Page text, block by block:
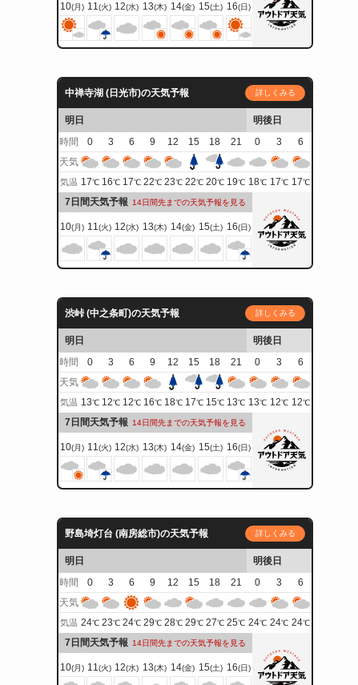
10(月) 11(火) 12(水) 13(木) 14(金) 15(土) 16(日)
中禅寺湖 (日光市)の天気予報 詳しくみる
明日
明後日
時間
0 3 6 9 12 15 18 21 0 3
6
天気
気温 17℃ 16℃ 17℃ 22℃ 23℃ 22℃ 20℃ 19℃ 18℃ 17℃ 17℃
7日間天気予報 14日間先までの天気予報を見る
10(月) 11(火) 12(水) 13(木) 14(金) 15(土) 16(日)
渋峠 (中之条町)の天気予報 詳しくみる
明日
明後日
時間
0 3 6 9 12 15 18 21 0 3
6
天気
気温 13℃ 12℃ 12℃ 16℃ 18℃ 17℃ 15℃ 13℃ 13℃ 12℃ 12℃
7日間天気予報 14日間先までの天気予報を見る
10(月) 11(火) 12(水) 13(木) 14(金) 15(土) 16(日)
野島埼灯台 (南房総市)の天気予報 詳しくみる
明日
明後日
時間
0 3 6 9 12 15 18 21 0 3
6
天気
気温 24℃ 23℃ 24℃ 29℃ 28℃ 29℃ 27℃ 25℃ 24℃ 24℃ 24℃
7日間天気予報 14日間先までの天気予報を見る
10(月) 11(火) 12(水) 13(木) 14(金) 15(土) 16(日)